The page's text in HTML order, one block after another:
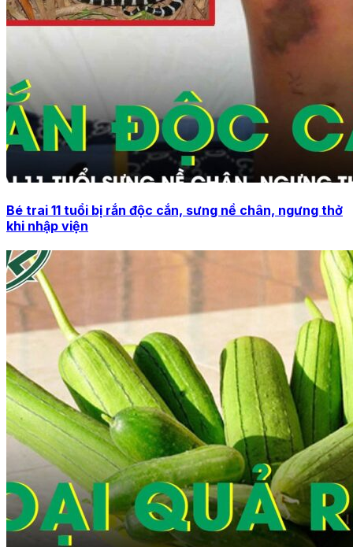
Bé trai 11 tuổi bị rắn độc cắn, sưng nề chân, ngưng thở
khi nhập viện